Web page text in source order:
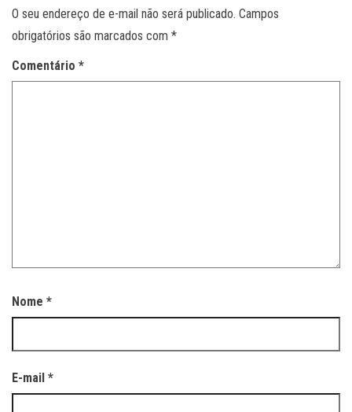
O seu endereço de e-mail não será publicado. Campos
obrigatórios são marcados com *
Comentário *
Nome *
E-mail *